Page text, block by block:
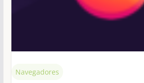
Navegadores